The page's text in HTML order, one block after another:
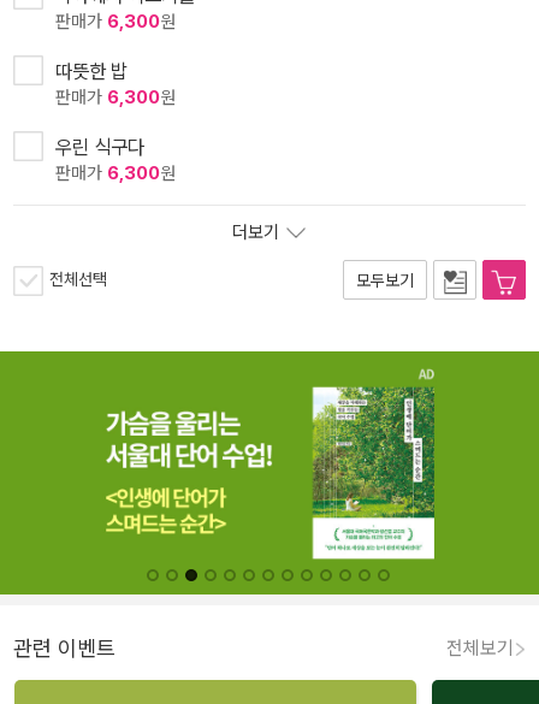
판매가 6,300원
따뜻한 밥
판매가 6,300원
우린 식구다
판매가 6,300원
더보기
전체선택 모두보기
관련 이벤트 전체보기